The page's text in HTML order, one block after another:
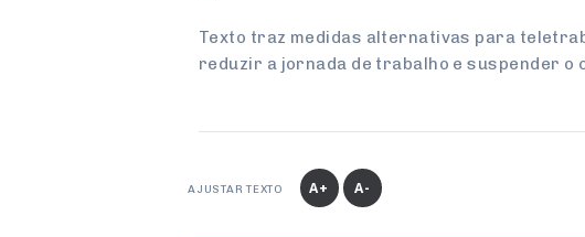
Texto traz medidas alternativas para
reduzir a jornada de trabalho e suspender
AJUSTAR TEXTO A+ A-